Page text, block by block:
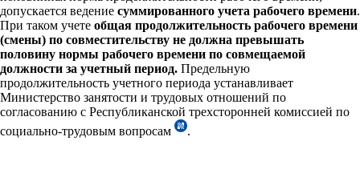
допускается ведение суммированного учета рабочего времени.
При таком учете общая продолжительность рабочего времени
(смены) по совместительству не должна превышать
половину нормы рабочего времени по совмещаемой
должности за учетный период. Предельную
продолжительность учетного периода устанавливает
Министерство занятости и трудовых отношений по
согласованию с Республиканской трехсторонней комиссией по
социально-трудовым вопросам
.